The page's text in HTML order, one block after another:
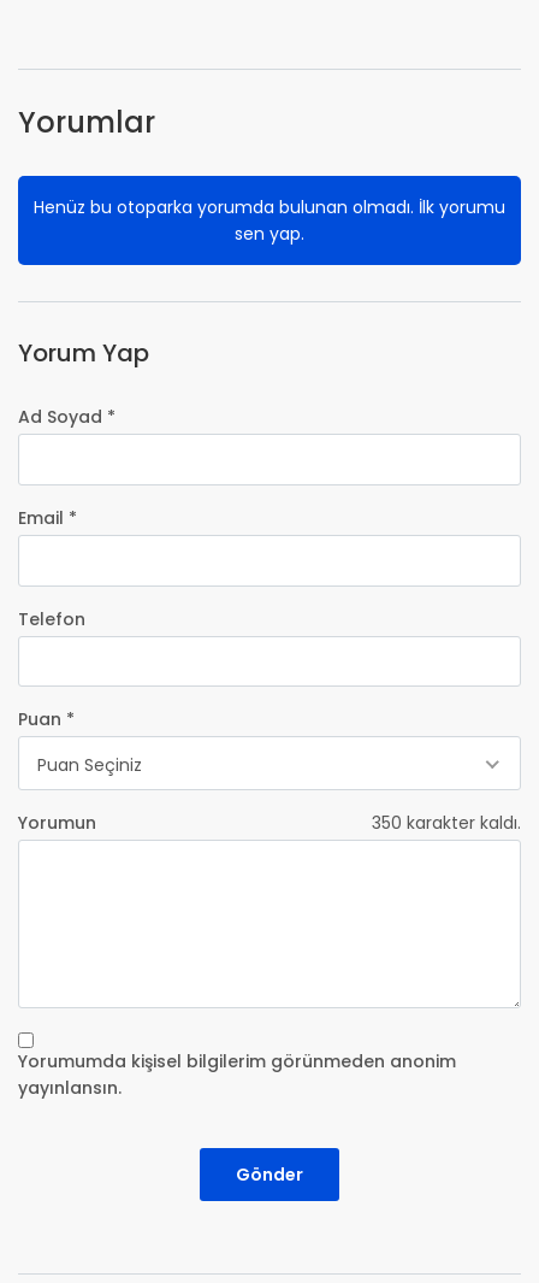
Yorumlar
Henüz bu otoparka yorumda bulunan olmadı. İlk yorumu
sen yap.
Yorum Yap
Ad Soyad *
Email *
Telefon
Puan *
Puan Seçiniz
Yorumun 350 karakter kaldı.
Yorumumda kişisel bilgilerim görünmeden anonim
yayınlansın.
Gönder